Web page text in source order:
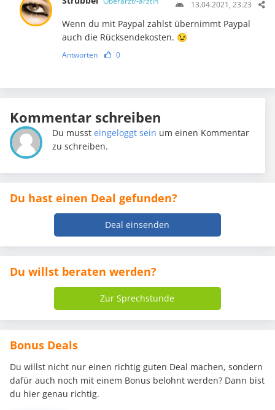
13.04.2021, 23:23
Wenn du mit Paypal zahlst übernimmt Paypal
auch die Rücksendekosten. 😉
Antworten 0
Kommentar schreiben
Du mussteingeloggt sein um einen Kommentar
zu schreiben.
Du hast einen Deal gefunden?
Deal einsenden
Du willst beraten werden?
Zur Sprechstunde
Bonus Deals
Du willst nicht nur einen richtig guten Deal machen, sondern
dafür auch noch mit einem Bonus belohnt werden? Dann bist
du hier genau richtig.